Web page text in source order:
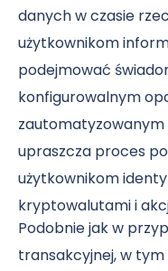
danych w czasie
użytkownikom
podejmować
konfigurowalnym
upraszcza proces
użytkownikom
kryptowalutami i
Podobnie jak w
transakcyjnej, w tym